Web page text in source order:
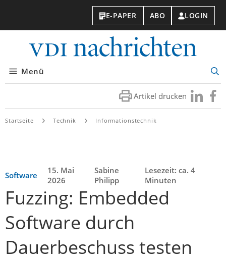
E-PAPER ABO LOGIN
Menü
Artikel drucken Besuchen
Sie
Sie
Startseite Technik Informationstechnik
Software
15. Mai
2026
Sabine
Philipp
Lesezeit: ca. 4
Minuten
Fuzzing: Embedded
Software durch
Dauerbeschuss testen